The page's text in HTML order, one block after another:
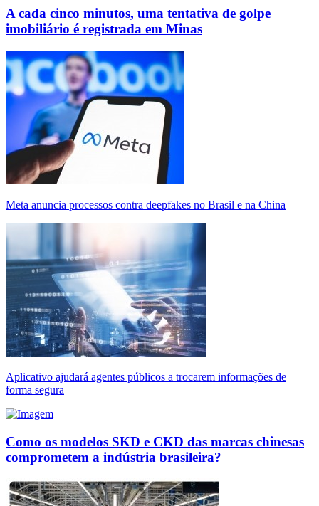
A cada cinco minutos, uma tentativa de golpe
imobiliário é registrada em Minas
Meta anuncia processos contra deepfakes no Brasil e na China
Aplicativo ajudará agentes públicos a trocarem informações de
forma segura
Como os modelos SKD e CKD das marcas chinesas
comprometem a indústria brasileira?